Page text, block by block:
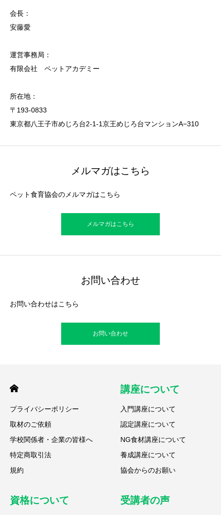
会長：
安藤愛
運営事務局：
有限会社 ペットアカデミー
所在地：
〒193-0833
東京都八王子市めじろ台2-1-1京王めじろ台マンションA−310
メルマガはこちら
ペット食育協会のメルマガはこちら
メルマガはこちら
お問い合わせ
お問い合わせはこちら
お問い合わせ
プライバシーポリシー
取材のご依頼
学校関係者・企業の皆様へ
特定商取引法
規約
講座について
入門講座について
認定講座について
NG食材講座について
養成講座について
協会からのお願い
資格について 受講者の声